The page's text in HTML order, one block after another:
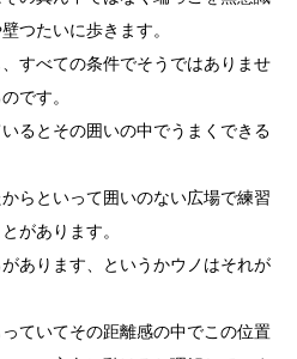
つたいに歩きます。
すべての条件でそうではありませ
です。
るとその囲いの中でうまくできる
らといって囲いのない広場で練習
があります。
あります、というかウノはそれが
ていてその距離感の中でこの位置